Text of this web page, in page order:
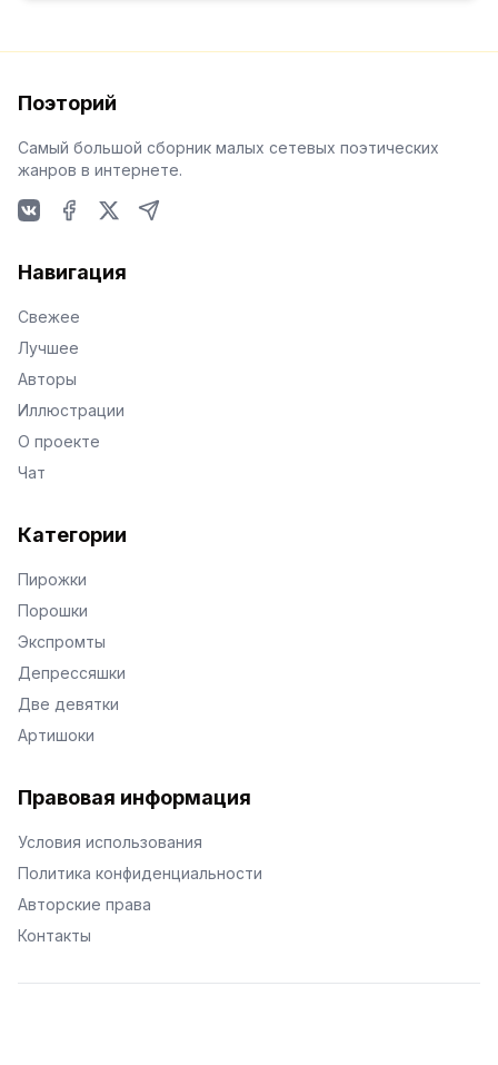
Поэторий
Самый большой сборник малых сетевых поэтических
жанров в интернете.
Навигация
Свежее
Лучшее
Авторы
Иллюстрации
О проекте
Чат
Категории
Пирожки
Порошки
Экспромты
Депрессяшки
Две девятки
Артишоки
Правовая информация
Условия использования
Политика конфиденциальности
Авторские права
Контакты